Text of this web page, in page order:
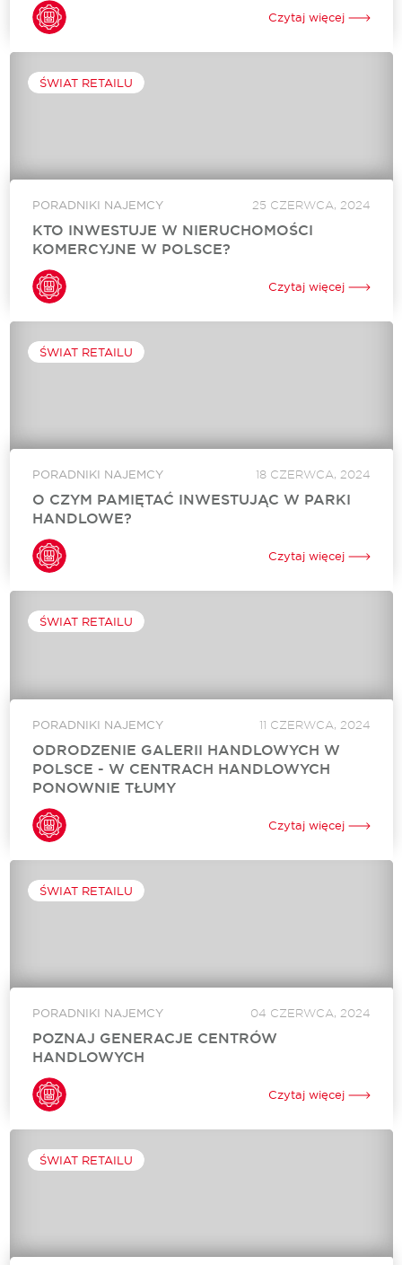
wciąż jest praktycznie niewidoczny. Większość nieruchomości
komercyjnych pada łupem zagranicznych inwestorów.
komercyjnych w Polsce przez...
Czytaj więcej
ŚWIAT RETAILU
PORADNIKI NAJEMCY 25 CZERWCA, 2024
KTO INWESTUJE W NIERUCHOMOŚCI
KOMERCYJNE W POLSCE?
Udział lokalnego kapitału na polskim rynku nieruchomości
wciąż jest praktycznie niewidoczny. Większość nieruchomości
komercyjnych pada łupem zagranicznych inwestorów.
komercyjnych w Polsce przez...
Czytaj więcej
ŚWIAT RETAILU
PORADNIKI NAJEMCY 18 CZERWCA, 2024
O CZYM PAMIĘTAĆ INWESTUJĄC W PARKI
HANDLOWE?
Konsumenci stale zmieniają swoje potrzeby. Kiedyś preferowali
duże centra handlowe, dziś wolą raczej szybkie zakupy w
parkach handlowych. Tych drugich na mapie Polski, ale
Czytaj więcej
ŚWIAT RETAILU
PORADNIKI NAJEMCY 11 CZERWCA, 2024
ODRODZENIE GALERII HANDLOWYCH W
POLSCE - W CENTRACH HANDLOWYCH
PONOWNIE TŁUMY
Galerie handlowe w Polsce przeżywają prawdziwy renesans.
Po trudnym okresie pandemii i wyzwaniach związanych z
inflacją, centra handlowe ponownie przyciągają tłumy klientów,
wyniki....
Czytaj więcej
ŚWIAT RETAILU
PORADNIKI NAJEMCY 04 CZERWCA, 2024
POZNAJ GENERACJE CENTRÓW
HANDLOWYCH
Czy wiesz, że istnieją różne generacje centrów handlowych? Te
popularne nieruchomości stały się nieodłącznym elementem
miejskiego krajobrazu, ewoluując z prostych hipermarketów
rozrywkę i...
Czytaj więcej
ŚWIAT RETAILU